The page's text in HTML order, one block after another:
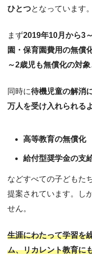
ひとつとなっています。
まず2019年10月から3
園・保育園費用の無償
～2歳児も無償化の対象
同時に待機児童の解消
万人を受け入れられる
高等教育の無償化
給付型奨学金の支
などすべての子どもた
提案されています。し
せん。
生涯にわたって学習を
ム、リカレント教育に